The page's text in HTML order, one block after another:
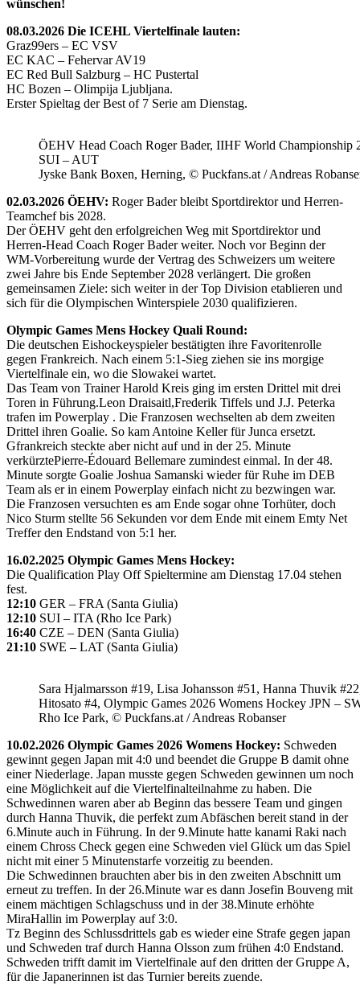
wünschen!
08.03.2026 Die ICEHL Viertelfinale lauten:
Graz99ers – EC VSV
EC KAC – Fehervar AV19
EC Red Bull Salzburg – HC Pustertal
HC Bozen – Olimpija Ljubljana.
Erster Spieltag der Best of 7 Serie am Dienstag.
ÖEHV Head Coach Roger Bader, IIHF World Championship
SUI – AUT
Jyske Bank Boxen, Herning, © Puckfans.at / Andreas
02.03.2026 ÖEHV: Roger Bader bleibt Sportdirektor und Herren-
Teamchef bis 2028.
Der ÖEHV geht den erfolgreichen Weg mit Sportdirektor und
Herren-Head Coach Roger Bader weiter. Noch vor Beginn der
WM-Vorbereitung wurde der Vertrag des Schweizers um weitere
zwei Jahre bis Ende September 2028 verlängert. Die großen
gemeinsamen Ziele: sich weiter in der Top Division etablieren und
sich für die Olympischen Winterspiele 2030 qualifizieren.
Olympic Games Mens Hockey Quali Round:
Die deutschen Eishockeyspieler bestätigten ihre Favoritenrolle
gegen Frankreich. Nach einem 5:1-Sieg ziehen sie ins morgige
Viertelfinale ein, wo die Slowakei wartet.
Das Team von Trainer Harold Kreis ging im ersten Drittel mit drei
Toren in Führung.Leon Draisaitl,Frederik Tiffels und J.J. Peterka
trafen im Powerplay . Die Franzosen wechselten ab dem zweiten
Drittel ihren Goalie. So kam Antoine Keller für Junca ersetzt.
Gfrankreich steckte aber nicht auf und in der 25. Minute
verkürztePierre-Édouard Bellemare zumindest einmal. In der 48.
Minute sorgte Goalie Joshua Samanski wieder für Ruhe im DEB
Team als er in einem Powerplay einfach nicht zu bezwingen war.
Die Franzosen versuchten es am Ende sogar ohne Torhüter, doch
Nico Sturm stellte 56 Sekunden vor dem Ende mit einem Emty Net
Treffer den Endstand von 5:1 her.
16.02.2025 Olympic Games Mens Hockey:
Die Qualification Play Off Spieltermine am Dienstag 17.04 stehen
fest.
12:10 GER – FRA (Santa Giulia)
12:10 SUI – ITA (Rho Ice Park)
16:40 CZE – DEN (Santa Giulia)
21:10 SWE – LAT (Santa Giulia)
Sara Hjalmarsson #19, Lisa Johansson #51, Hanna Thuvik
Hitosato #4, Olympic Games 2026 Womens Hockey JPN –
Rho Ice Park, © Puckfans.at / Andreas Robanser
10.02.2026 Olympic Games 2026 Womens Hockey: Schweden
gewinnt gegen Japan mit 4:0 und beendet die Gruppe B damit ohne
einer Niederlage. Japan musste gegen Schweden gewinnen um noch
eine Möglichkeit auf die Viertelfinalteilnahme zu haben. Die
Schwedinnen waren aber ab Beginn das bessere Team und gingen
durch Hanna Thuvik, die perfekt zum Abfäschen bereit stand in der
6.Minute auch in Führung. In der 9.Minute hatte kanami Raki nach
einem Chross Check gegen eine Schweden viel Glück um das Spiel
nicht mit einer 5 Minutenstarfe vorzeitig zu beenden.
Die Schwedinnen brauchten aber bis in den zweiten Abschnitt um
erneut zu treffen. In der 26.Minute war es dann Josefin Bouveng mit
einem mächtigen Schlagschuss und in der 38.Minute erhöhte
MiraHallin im Powerplay auf 3:0.
Tz Beginn des Schlussdrittels gab es wieder eine Strafe gegen japan
und Schweden traf durch Hanna Olsson zum frühen 4:0 Endstand.
Schweden trifft damit im Viertelfinale auf den dritten der Gruppe A,
für die Japanerinnen ist das Turnier bereits zuende.